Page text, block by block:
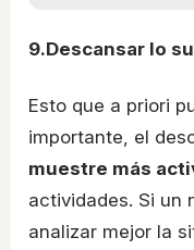
9.Descansar lo
Esto que a priori
importante, el
muestre más
actividades. Si un
analizar mejor la